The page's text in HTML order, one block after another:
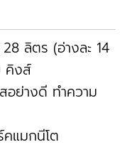
ลิตร (อ่างละ 14
คิงส์
อย่างดี ทำความ
คแมกนีโต